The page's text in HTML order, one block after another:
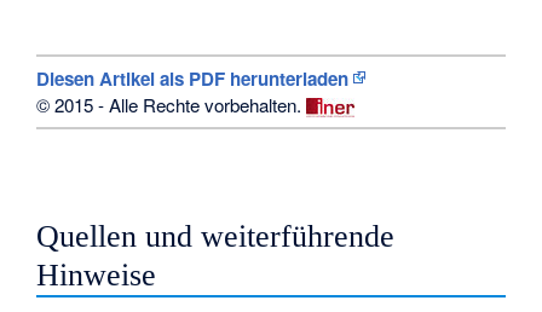
Diesen Artikel als PDF herunterladen
© 2015 - Alle Rechte vorbehalten.
Quellen und weiterführende
Hinweise